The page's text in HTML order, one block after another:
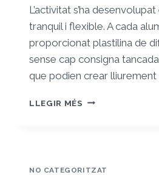
L’activitat s’ha
tranquil i flexible. A cada
proporcionat plastilina de
sense cap consigna
que podien crear lliurement
LLEGIR MÉS IMPLEMENTACIÓ
NO CATEGORITZAT